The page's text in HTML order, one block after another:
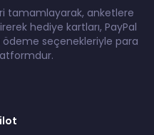
tamamlayarak, anketlere
hediye kartları, PayPal
ödeme seçenekleriyle para